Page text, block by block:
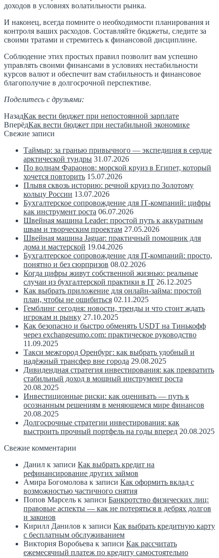
доходов в условиях волатильности рынка.
И наконец, всегда помните о необходимости планирования и
контроля ваших расходов. Составляйте бюджеты, следите за
своими тратами и стремитесь к финансовой дисциплине.
Соблюдение этих простых правил позволит вам успешно
управлять своими финансами в условиях нестабильности
курсов валют и обеспечит вам стабильность и финансовое
благополучие в долгосрочной перспективе.
Поделитесь с друзьями:
НазадКак вести бюджет при непостоянной зарплате
ВперёдКак вести бюджет при нестабильной экономике
Свежие записи
Таймыр: за гранью привычного — экспедиция в сердце
арктической тундры 31.07.2026
По волнам Фараонов: морской круиз в Египет, который
хочется повторить 15.07.2026
Плывя сквозь историю: речной круиз по Золотому
кольцу России 13.07.2026
Бухгалтерское сопровождение для IT‑компаний: цифры
как инструмент роста 06.07.2026
Швейная машина Leader: простой путь к аккуратным
швам и творческим проектам 27.05.2026
Швейная машина Jaguar: практичный помощник для
дома и мастерской 19.04.2026
Бухгалтерское сопровождение для IT-компаний: просто,
понятно и без сюрпризов 08.02.2026
Когда цифры живут собственной жизнью: реальные
случаи из бухгалтерской практики в IT 26.12.2025
Как выбрать приложение для онлайн-займа: простой
план, чтобы не ошибиться 02.11.2025
Гемблинг сегодня: новости, тренды и что стоит ждать
игрокам и рынку 27.10.2025
Как безопасно и быстро обменять USDT на Тинькофф
через exchangesumo.com: практическое руководство
11.09.2025
Такси межгород Оренбург: как выбрать удобный и
надёжный трансфер вне города 29.08.2025
Дивидендная стратегия инвестирования: как превратить
стабильный доход в мощный инструмент роста
20.08.2025
Инвестиционные риски: как оценивать — путь к
осознанным решениям в меняющемся мире финансов
20.08.2025
Долгосрочные стратегии инвестирования: как
выстроить прочный портфель на годы вперед 20.08.2025
Свежие комментарии
Данил к записи Как выбрать кредит на
рефинансирование других займов
Амира Богомолова к записи Как оформить вклад с
возможностью частичного снятия
Попов Марсель к записи Банкротство физических лиц:
правовые аспекты — как не потеряться в дебрях долгов
и законов
Кирилл Данилов к записи Как выбрать кредитную карту
с бесплатным обслуживанием
Виктория Воробьева к записи Как рассчитать
ежемесячный платеж по кредиту самостоятельно